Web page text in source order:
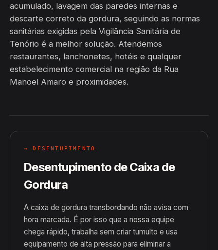
acumulado, lavagem das paredes internas e
descarte correto da gordura, seguindo as normas
sanitárias exigidas pela Vigilância Sanitária de
Tenório é a melhor solução. Atendemos
restaurantes, lanchonetes, hotéis e qualquer
estabelecimento comercial na região da Rua
Manoel Amaro e proximidades.
→ DESENTUPIMENTO
Desentupimento de Caixa de
Gordura
A caixa de gordura transbordando não avisa com
hora marcada. É por isso que a nossa equipe
chega rápido, trabalha sem criar tumulto e usa
equipamento de alta pressão para eliminar a